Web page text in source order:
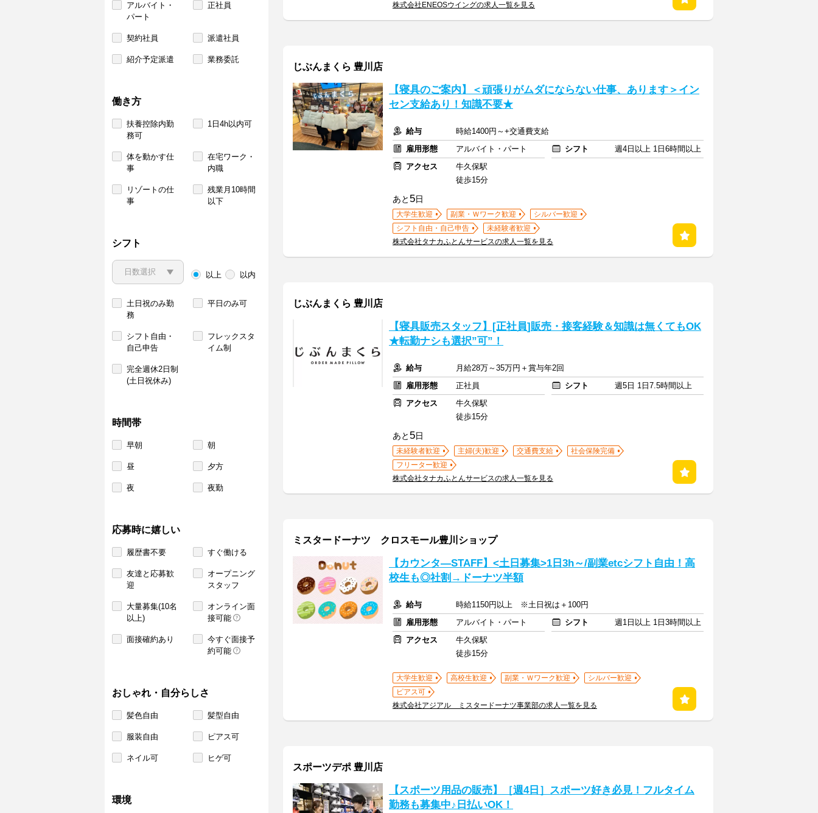
アルバイト・
パート
正社員
契約社員 派遣社員
紹介予定派遣 業務委託
働き方
扶養控除内勤
務可
1日4h以内可
体を動かす仕
事
在宅ワーク・
内職
リゾートの仕
事
残業月10時間
以下
シフト
以上 以内
土日祝のみ勤
務
平日のみ可
シフト自由・
自己申告
フレックスタ
イム制
完全週休2日制
(土日祝休み)
時間帯
早朝 朝
昼 夕方
夜 夜勤
応募時に嬉しい
履歴書不要 すぐ働ける
友達と応募歓
迎
オープニング
スタッフ
大量募集(10名
以上)
オンライン面
接可能
面接確約あり
今すぐ面接予
約可能
おしゃれ・自分らしさ
髪色自由 髪型自由
服装自由 ピアス可
ネイル可 ヒゲ可
環境
株式会社ENEOSウイングの求人一覧を見る
じぶんまくら 豊川店
【寝具のご案内】＜頑張りがムダにならない仕事、あります＞イン
セン支給あり！知識不要★
給与
時給1400円～+交通費支給
雇用形態
アルバイト・パート シフト
週4日以上 1日6時間以上
アクセス
牛久保駅
徒歩15分
あと 5日
大学生歓迎 副業・Ｗワーク歓迎
シルバー歓迎
シフト自由・自己申告
未経験者歓迎
株式会社タナカふとんサービスの求人一覧を見る
じぶんまくら 豊川店
【寝具販売スタッフ】[正社員]販売・接客経験＆知識は無くてもOK
★転勤ナシも選択”可”！
給与
月給28万～35万円＋賞与年2回
雇用形態
正社員 シフト
週5日 1日7.5時間以上
アクセス
牛久保駅
徒歩15分
あと 5日
未経験者歓迎 主婦(夫)歓迎 交通費支給
社会保険完備
フリーター歓迎
株式会社タナカふとんサービスの求人一覧を見る
ミスタードーナツ クロスモール豊川ショップ
【カウンタ―STAFF】<土日募集>1日3h～/副業etcシフト自由！高
校生も◎社割→ドーナツ半額
給与
時給1150円以上 ※土日祝は＋100円
雇用形態
アルバイト・パート シフト
週1日以上 1日3時間以上
アクセス
牛久保駅
徒歩15分
大学生歓迎 高校生歓迎 副業・Ｗワーク歓迎
シルバー歓迎
ピアス可
株式会社アジアル ミスタードーナツ事業部の求人一覧を見る
スポーツデポ 豊川店
【スポーツ用品の販売】［週4日］スポーツ好き必見！フルタイム
勤務も募集中♪日払いOK！